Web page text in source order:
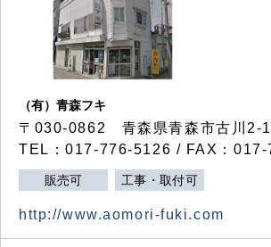
（有）青森フキ
〒030-0862 青森県青森市古川2-
TEL：017-776-5126 / FAX：
販売可 工事・取付可
http://www.aomori-fuki.com